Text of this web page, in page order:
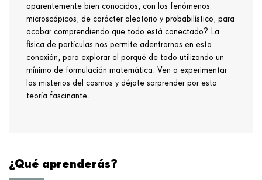
aparentemente bien conocidos, con los fenómenos
microscópicos, de carácter aleatorio y probabilístico, para
acabar comprendiendo que todo está conectado? La
física de partículas nos permite adentrarnos en esta
conexión, para explorar el porqué de todo utilizando un
mínimo de formulación matemática. Ven a experimentar
los misterios del cosmos y déjate sorprender por esta
teoría fascinante.
¿Qué aprenderás?